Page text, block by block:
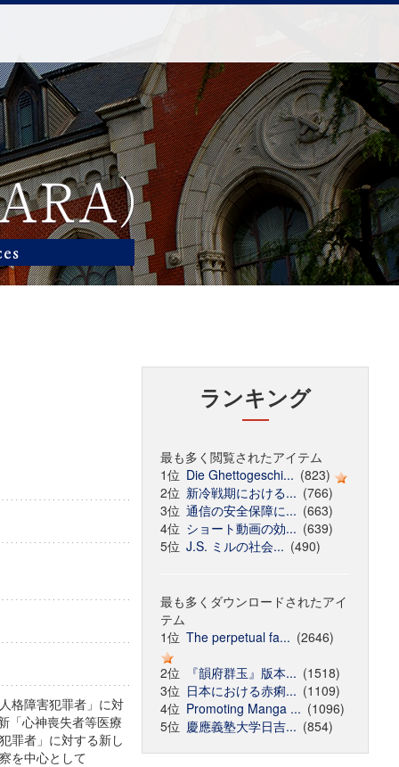
格障害犯罪者」に対
「心神喪失者等医療
罪者」に対する新し
を中心として
ランキング
最も多く閲覧されたアイテム
1位 Die Ghettogeschi... (823)
2位 新冷戦期における... (766)
3位 通信の安全保障に... (663)
4位 ショート動画の効... (639)
5位 J.S. ミルの社会... (490)
最も多くダウンロードされたアイ
テム
1位 The perpetual fa... (2646)
2位
『韻府群玉』版本... (1518)
3位 日本における赤痢... (1109)
4位 Promoting Manga ... (1096)
5位 慶應義塾大学日吉... (854)